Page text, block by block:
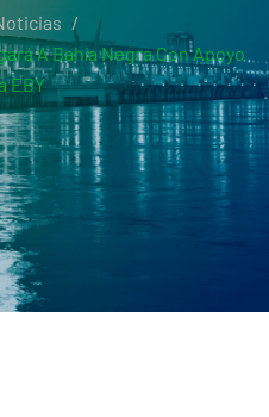
A Bahía Negra Con Apoyo
EBY